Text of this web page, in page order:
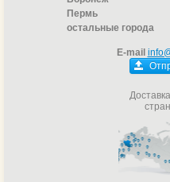
Пермь
остальные города
E-mail